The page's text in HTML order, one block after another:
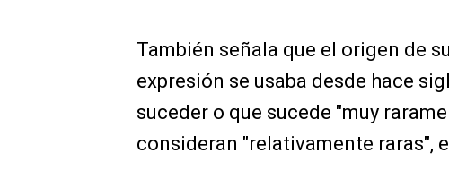
También señala que el origen de
expresión se usaba desde hace
suceder o que sucede "muy
consideran "relativamente raras",